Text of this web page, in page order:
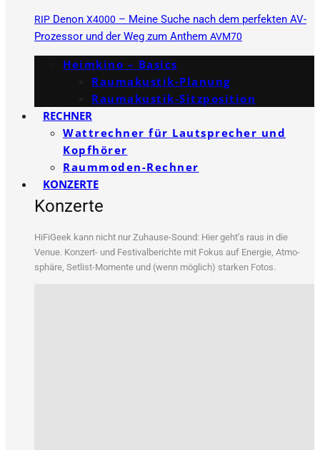
RIP Denon X4000 – Meine Suche nach dem perfekten AV-
Prozessor und der Weg zum Anthem AVM70
Heimkino – Basics
Raumakustik-Planung
Raumakustik-Sitzposition
RECHNER
Wattrechner für Lautsprecher und
Kopfhörer
Raummoden-Rechner
KONZERTE
Konzerte
HiFi­Ge­ek kann nicht nur Zuhau­se-Sound: Hier geht’s raus in die
Venue. Kon­zert- und Fes­ti­val­be­rich­te mit Fokus auf Ener­gie, Atmo­
sphä­re, Set­list-Momen­te und (wenn mög­lich) star­ken Fotos.